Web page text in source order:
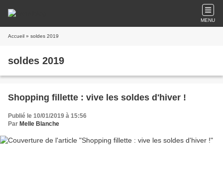
MENU
Accueil » soldes 2019
soldes 2019
Shopping fillette : vive les soldes d'hiver !
Publié le 10/01/2019 à 15:56
Par Melle Blanche